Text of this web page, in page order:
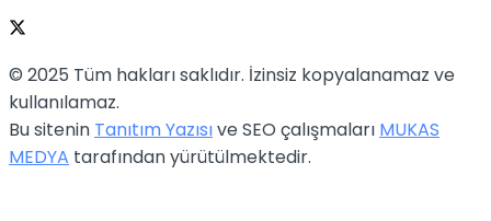
© 2025 Tüm hakları saklıdır. İzinsiz kopyalanamaz ve
kullanılamaz.
Bu sitenin Tanıtım Yazısıve SEO çalışmaları MUKAS
MEDYA tarafından yürütülmektedir.